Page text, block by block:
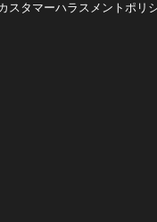
スタマーハラスメントポリ